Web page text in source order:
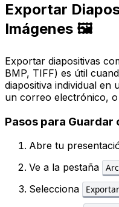
Exportar
Imágenes 🖼️
Exportar diapositivas
BMP, TIFF) es útil
diapositiva individual en
un correo electrónico,
Pasos para Guardar
Abre tu
Ve a la pestaña
Selecciona
Exportar